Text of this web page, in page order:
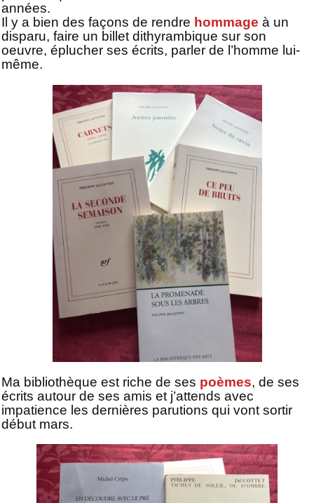
années.
Il y a bien des façons de rendre hommage à un
disparu, faire un billet dithyrambique sur son
oeuvre, éplucher ses écrits, parler de l’homme lui-
même.
Ma bibliothèque est riche de ses poèmes, de ses
écrits autour de ses amis et j’attends avec
impatience les dernières parutions qui vont sortir
début mars.